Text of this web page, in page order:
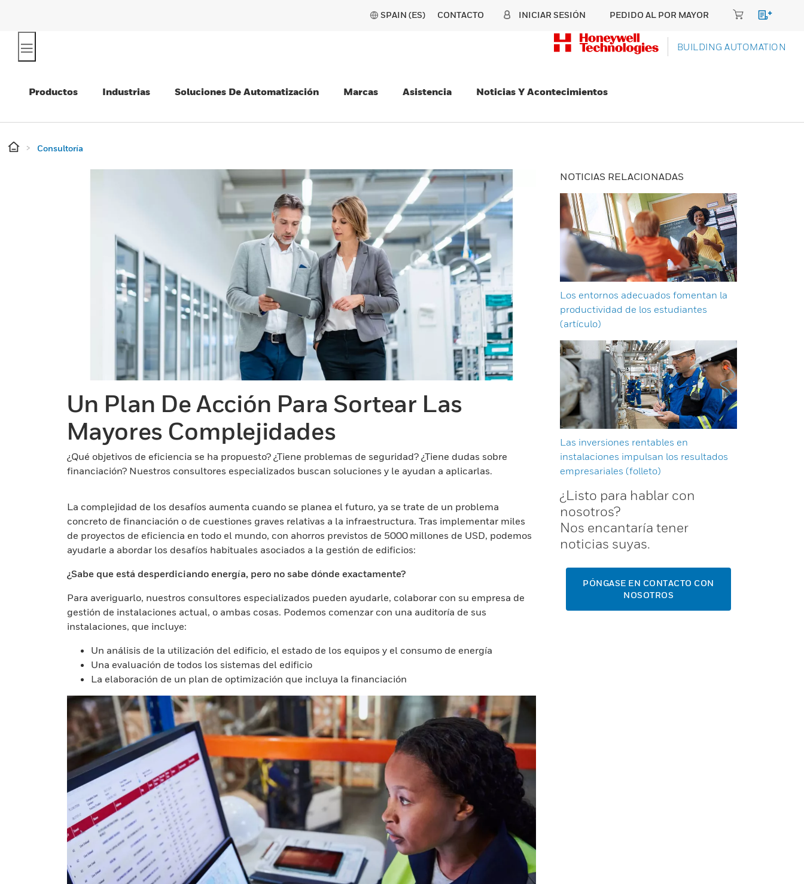
SPAIN (ES) CONTACTO INICIAR SESIÓN PEDIDO AL POR MAYOR
BUILDING AUTOMATION
Productos Industrias Soluciones De Automatización Marcas Asistencia Noticias Y Acontecimientos
Consultoría
Un Plan De Acción Para Sortear Las
Mayores Complejidades
¿Qué objetivos de eficiencia se ha propuesto? ¿Tiene problemas de seguridad? ¿Tiene dudas sobre
financiación? Nuestros consultores especializados buscan soluciones y le ayudan a aplicarlas.
La complejidad de los desafíos aumenta cuando se planea el futuro, ya se trate de un problema
concreto de financiación o de cuestiones graves relativas a la infraestructura. Tras implementar miles
de proyectos de eficiencia en todo el mundo, con ahorros previstos de 5000 millones de USD, podemos
ayudarle a abordar los desafíos habituales asociados a la gestión de edificios:
¿Sabe que está desperdiciando energía, pero no sabe dónde exactamente?
Para averiguarlo, nuestros consultores especializados pueden ayudarle, colaborar con su empresa de
gestión de instalaciones actual, o ambas cosas. Podemos comenzar con una auditoría de sus
instalaciones, que incluye:
Un análisis de la utilización del edificio, el estado de los equipos y el consumo de energía
Una evaluación de todos los sistemas del edificio
La elaboración de un plan de optimización que incluya la financiación
NOTICIAS RELACIONADAS
Los entornos adecuados fomentan la
productividad de los estudiantes
(artículo)
Las inversiones rentables en
instalaciones impulsan los resultados
empresariales (folleto)
¿Listo para hablar con
nosotros?
Nos encantaría tener
noticias suyas.
PÓNGASE EN CONTACTO CON
NOSOTROS